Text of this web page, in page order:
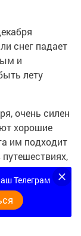
снег падает
и
лету
очень силен
хорошие
им подходит
Телеграм